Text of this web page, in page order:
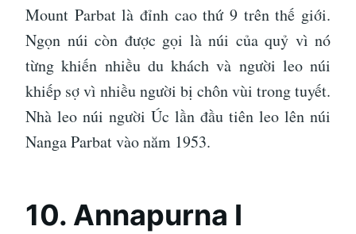
Mount Parbat là đỉnh cao thứ 9 trên thế giới.
Ngọn núi còn được gọi là núi của quỷ vì nó
từng khiến nhiều du khách và người leo núi
khiếp sợ vì nhiều người bị chôn vùi trong tuyết.
Nhà leo núi người Úc lần đầu tiên leo lên núi
Nanga Parbat vào năm 1953.
10. Annapurna I